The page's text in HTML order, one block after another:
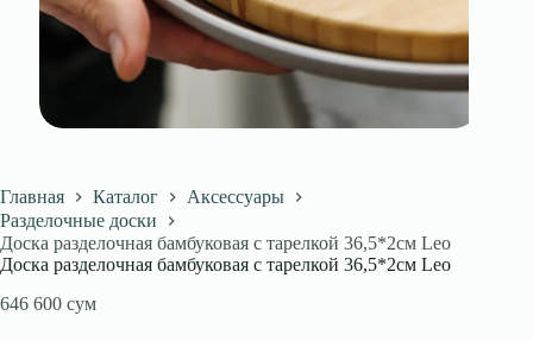
Главная Каталог
Аксессуары
Разделочные доски
Доска разделочная бамбуковая с тарелкой 36,5*2см Leo
Доска разделочная бамбуковая с тарелкой 36,5*2см Leo
646 600 сум